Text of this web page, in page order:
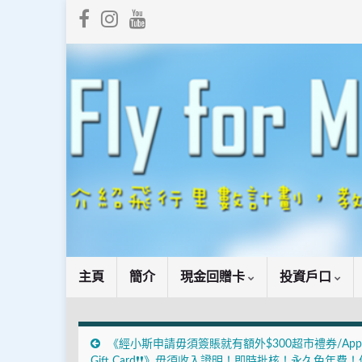
主頁 簡介 現金回贈卡 投資戶口
《經小斯申請毋須簽賬就有額外$300超市禮券/